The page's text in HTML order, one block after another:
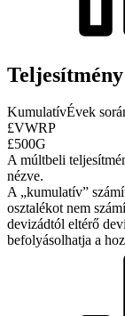
Teljesítmény
KumulatívÉvek
£VWRP
£500G
A múltbeli
nézve.
A „kumulatív”
osztalékot nem
devizádtól eltérő
befolyásolhatja a